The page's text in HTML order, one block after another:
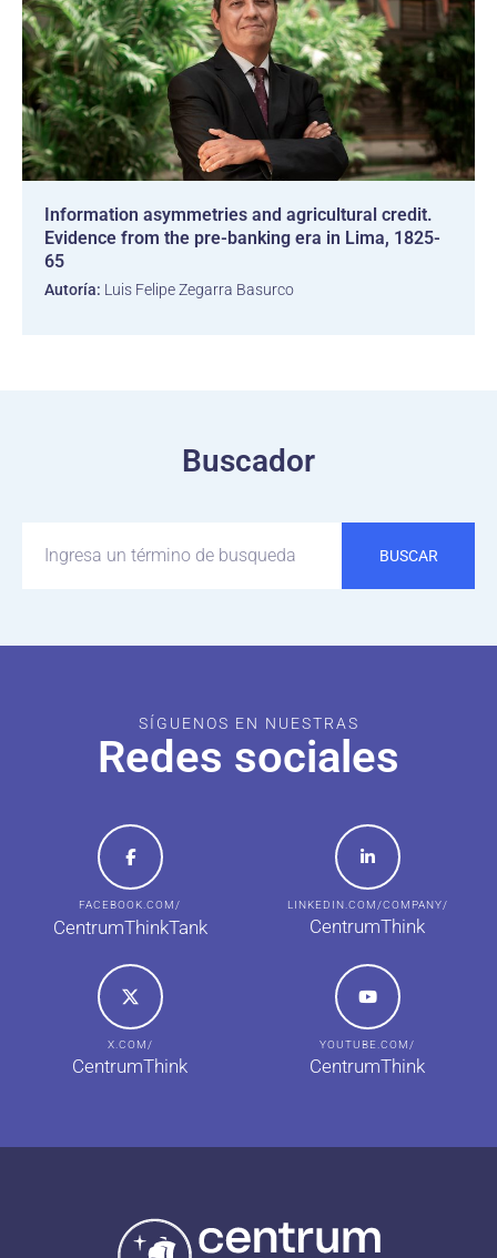
Information asymmetries and agricultural credit.
Evidence from the pre-banking era in Lima, 1825-
65
Autoría: Luis Felipe Zegarra Basurco
Buscador
BUSCAR
SÍGUENOS EN NUESTRAS
Redes sociales
FACEBOOK.COM/
CentrumThinkTank
LINKEDIN.COM/COMPANY/
CentrumThink
X.COM/
CentrumThink
YOUTUBE.COM/
CentrumThink